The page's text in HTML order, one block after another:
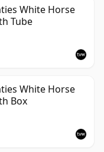
White Horse
Tube
White Horse
Box